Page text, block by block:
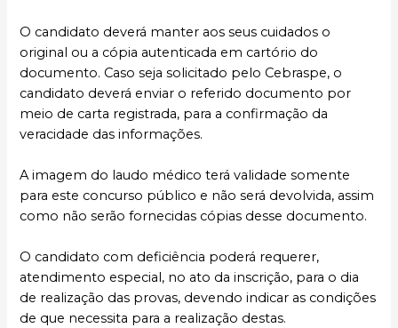
O candidato deverá manter aos seus cuidados o
original ou a cópia autenticada em cartório do
documento. Caso seja solicitado pelo Cebraspe, o
candidato deverá enviar o referido documento por
meio de carta registrada, para a confirmação da
veracidade das informações.
A imagem do laudo médico terá validade somente
para este concurso público e não será devolvida, assim
como não serão fornecidas cópias desse documento.
O candidato com deficiência poderá requerer,
atendimento especial, no ato da inscrição, para o dia
de realização das provas, devendo indicar as condições
de que necessita para a realização destas.